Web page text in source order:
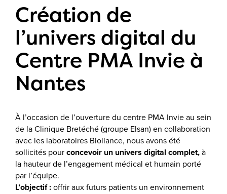
Création de
l’univers digital du
Centre PMA Invie à
Nantes
À l’occasion de l’ouverture du centre PMA Invie au sein
de la Clinique Bretéché (groupe Elsan) en collaboration
avec les laboratoires Bioliance, nous avons été
sollicités pourconcevoir un univers digital complet,à
la hauteur de l’engagement médical et humain porté
par l’équipe.
L’objectif :offrir aux futurs patients un environnement